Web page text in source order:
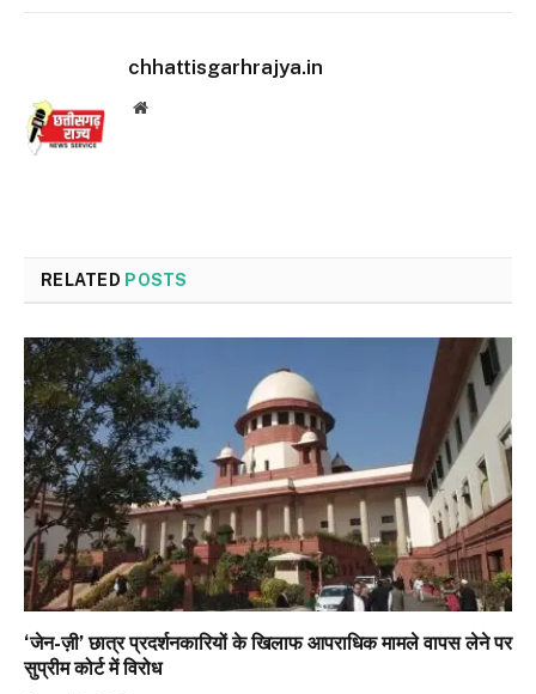
chhattisgarhrajya.in
Website
RELATED POSTS
‘जेन-ज़ी’ छात्र प्रदर्शनकारियों के खिलाफ आपराधिक मामले वापस लेने पर
सुप्रीम कोर्ट में विरोध